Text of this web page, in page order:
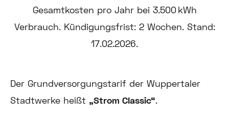
Der Grundversorgungstarif der Wuppertaler
Stadtwerke heißt „Strom Classic“.